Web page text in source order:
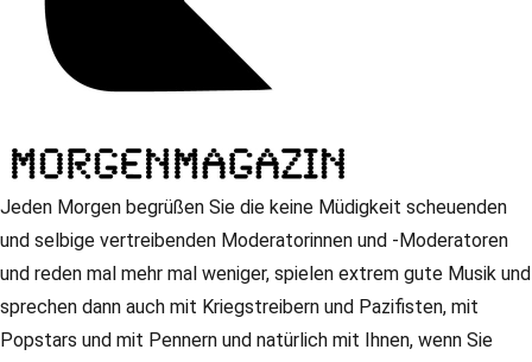
Jeden Morgen begrüßen Sie die keine Müdigkeit scheuenden
und selbige vertreibenden Moderatorinnen und -Moderatoren
und reden mal mehr mal weniger, spielen extrem gute Musik und
sprechen dann auch mit Kriegstreibern und Pazifisten, mit
Popstars und mit Pennern und natürlich mit Ihnen, wenn Sie